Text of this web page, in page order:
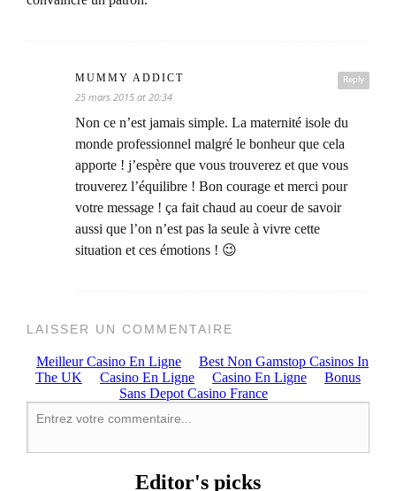
Reply
MUMMY ADDICT
25 mars 2015 at 20:34
Non ce n’est jamais simple. La maternité isole du
monde professionnel malgré le bonheur que cela
apporte ! j’espère que vous trouverez et que vous
trouverez l’équilibre ! Bon courage et merci pour
votre message ! ça fait chaud au coeur de savoir
aussi que l’on n’est pas la seule à vivre cette
situation et ces émotions ! 😉
LAISSER UN COMMENTAIRE